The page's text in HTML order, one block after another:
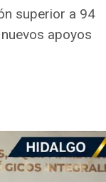
superior a 94
apoyos